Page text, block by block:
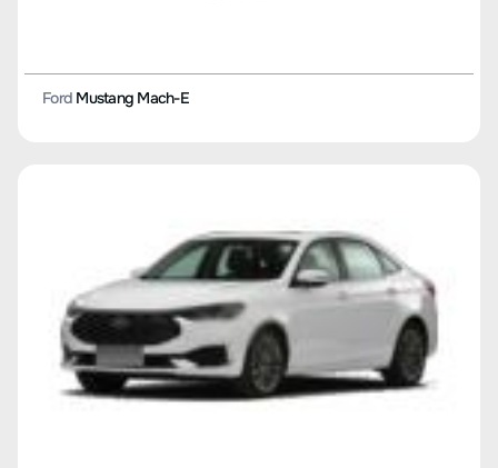
Ford Mustang Mach-E